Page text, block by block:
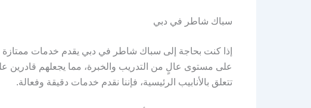
سباك شاطر في دبي
إذا كنت بحاجة إلى سباك شاطر في دبي يقدم خدمات ممتازة
على مستوى عالٍ من التدريب والخبرة، مما يجعلهم
تتعلق بالأنابيب الرئيسية، فإننا نقدم خدمات دقيقة وفعالة.